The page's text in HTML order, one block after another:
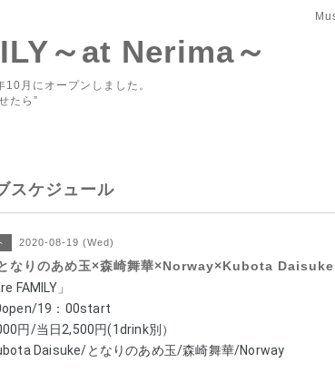
～at Nerima～
月にオープンしました。
たら”
スケジュール
2020-08-19 (Wed)
なりのあめ玉×森崎舞華×Norway×Kubota Daisuke
FAMILY」
open/19：00start
円/当日2,500円(1drink別）
Daisuke/となりのあめ玉/森崎舞華/Norway